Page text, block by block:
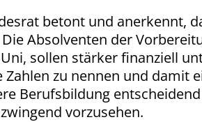
betont und anerkennt,
Absolventen der
sollen stärker finanziell
Zahlen zu nennen und damit
Berufsbildung
vorzusehen.